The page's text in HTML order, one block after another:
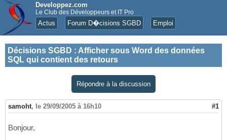
Developpez.com
Le Club des Développeurs et IT Pro
Actus Forum D�cisions SGBD Emploi
Décisions SGBD : Afficher sous Word des données
SQL qui contient des retours
Répondre à la discussion
samoht, le 29/09/2005 à 16h10 #1
Bonjour,